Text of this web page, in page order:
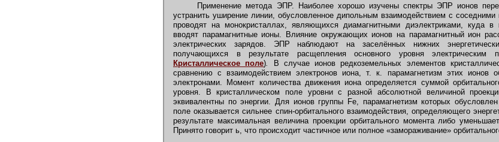
Применение метода ЭПР. Наиболее хорошо изучены спектры ЭПР ионов
устранить уширение линии, обусловленное дипольным взаимодействием с
проводят на монокристаллах, являющихся диамагнитными диэлектриками, куда в
вводят парамагнитные ионы. Влияние окружающих ионов на парамагнитный ион
электрических зарядов. ЭПР наблюдают на заселённых нижних
получающихся в результате расщепления основного уровня
Кристаллическое поле)
В случае ионов редкоземельных элементов
сравнению с взаимодействием электронов иона, т. к. парамагнетизм этих ионов
электронами. Момент количества движения иона определяется суммой
уровня. В кристаллическом поле уровни с разной абсолютной величиной
эквивалентны по энергии. Для ионов группы Fe, парамагнетизм которых
поле оказывается сильнее спин-орбитального взаимодействия, определяющего
результате максимальная величина проекции орбитального момента либо
Принято говорит ь, что происходит частичное или полное «замораживание»